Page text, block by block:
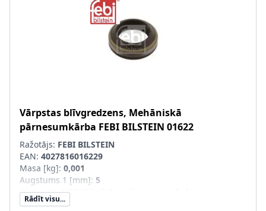
Vārpstas blīvgredzens, Mehāniskā
pārnesumkārba FEBI BILSTEIN 01622
Ražotājs: FEBI BILSTEIN
EAN: 4027816016229
Masa [kg]: 0,001
Augstums 1 [mm]: 5
Materiāls:NBR (Nitril-Butadien-Kautschuk)
Iekšējais diametrs [mm]
Rādīt visu...